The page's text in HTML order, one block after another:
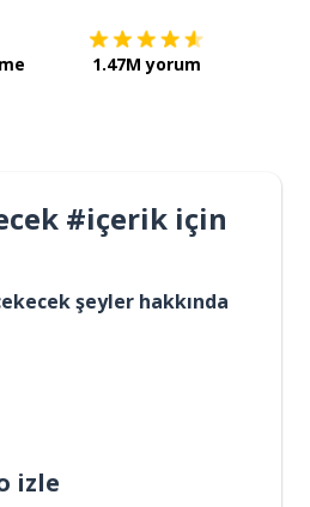
1.47M yorum
#içerik için
şeyler hakkında
izle